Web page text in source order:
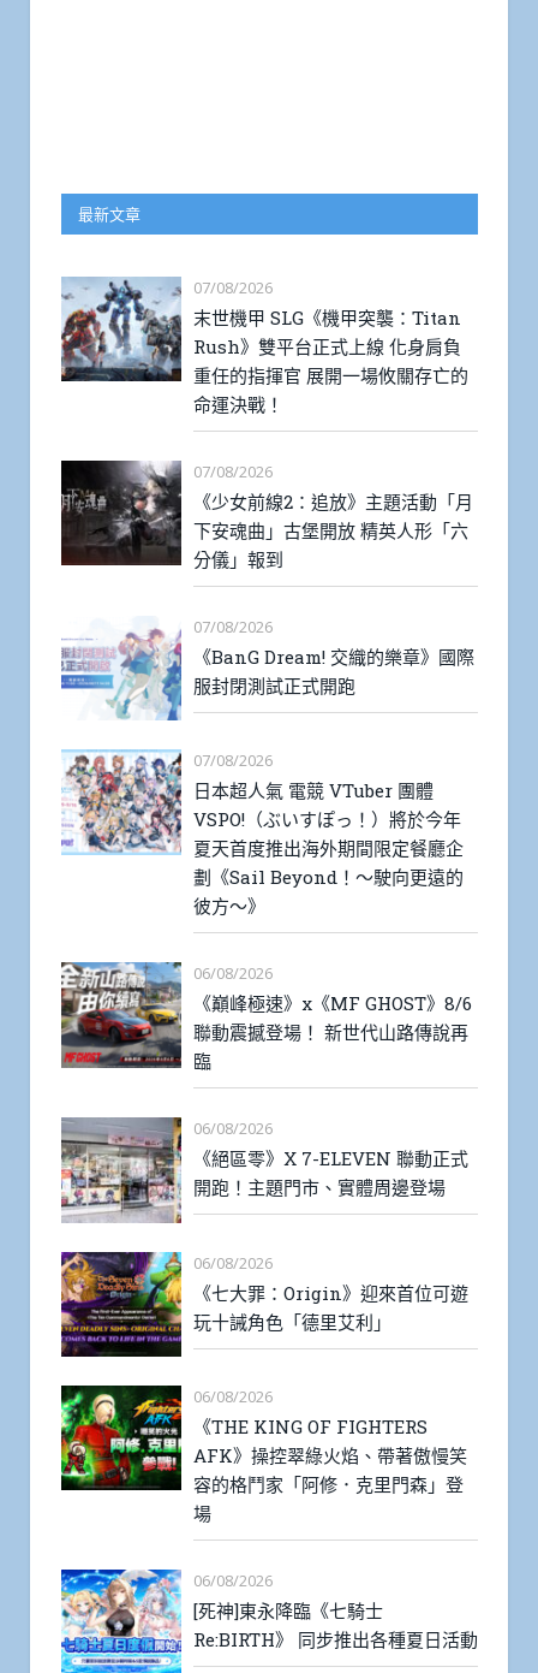
最新文章
07/08/2026
末世機甲 SLG《機甲突襲：Titan
Rush》雙平台正式上線 化身肩負
重任的指揮官 展開一場攸關存亡的
命運決戰！
07/08/2026
《少女前線2：追放》主題活動「月
下安魂曲」古堡開放 精英人形「六
分儀」報到
07/08/2026
《BanG Dream! 交織的樂章》國際
服封閉測試正式開跑
07/08/2026
日本超人氣 電競 VTuber 團體
VSPO!（ぶいすぽっ！）將於今年
夏天首度推出海外期間限定餐廳企
劃《Sail Beyond！～駛向更遠的
彼方～》
06/08/2026
《巔峰極速》x《MF GHOST》8/6
聯動震撼登場！ 新世代山路傳說再
臨
06/08/2026
《絕區零》X 7-ELEVEN 聯動正式
開跑！主題門市、實體周邊登場
06/08/2026
《七大罪：Origin》迎來首位可遊
玩十誡角色「德里艾利」
06/08/2026
《THE KING OF FIGHTERS
AFK》操控翠綠火焰、帶著傲慢笑
容的格鬥家「阿修．克里門森」登
場
06/08/2026
[死神]東永降臨《七騎士
Re:BIRTH》 同步推出各種夏日活動